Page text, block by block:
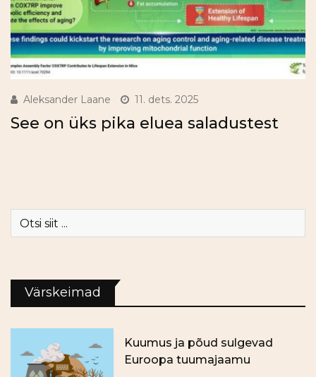
Aleksander Laane 11. dets. 2025
See on üks pika eluea saladustest
Värskeimad
Kuumus ja põud sulgevad
Euroopa tuumajaamu